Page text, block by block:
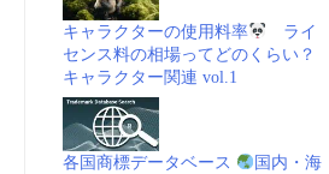
キャラクターの使用料率
ライ
センス料の相場ってどのくらい？
キャラクター関連 vol.1
各国商標データベース
国内・海